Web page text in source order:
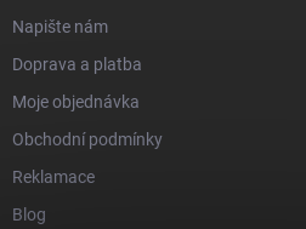
Napište nám
Doprava a platba
Moje objednávka
Obchodní podmínky
Reklamace
Blog